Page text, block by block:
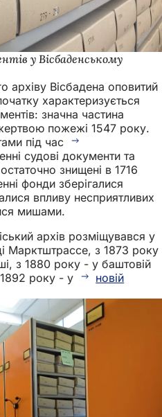
у Вісбаденському
архіву Вісбадена оповитий
характеризується
значна частина
пожежі 1547 року.
під час
судові документи та
знищені в 1716
фонди зберігалися
впливу несприятливих
мишами.
архів розміщувався у
Марктштрассе, з 1873 року
з 1880 року - у баштовій
року - у
новій